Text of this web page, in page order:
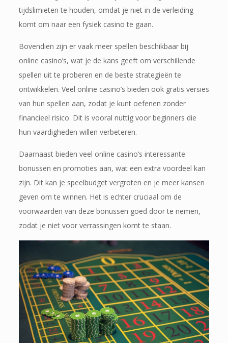
tijdslimieten te houden, omdat je niet in de verleiding
komt om naar een fysiek casino te gaan.
Bovendien zijn er vaak meer spellen beschikbaar bij
online casino’s, wat je de kans geeft om verschillende
spellen uit te proberen en de beste strategieën te
ontwikkelen. Veel online casino’s bieden ook gratis versies
van hun spellen aan, zodat je kunt oefenen zonder
financieel risico. Dit is vooral nuttig voor beginners die
hun vaardigheden willen verbeteren.
Daarnaast bieden veel online casino’s interessante
bonussen en promoties aan, wat een extra voordeel kan
zijn. Dit kan je speelbudget vergroten en je meer kansen
geven om te winnen. Het is echter cruciaal om de
voorwaarden van deze bonussen goed door te nemen,
zodat je niet voor verrassingen komt te staan.